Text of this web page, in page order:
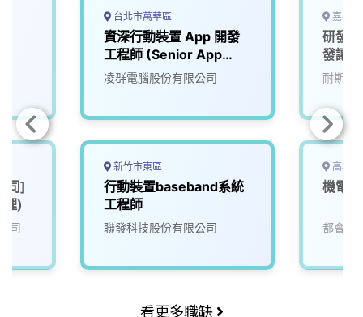
司]
理)
司
台北市萬華區
資深行動裝置 App 開發
工程師 (Senior App
Engineer -
凌群電腦股份有限公司
新竹市東區
行動裝置baseband系統
工程師
聯發科技股份有限公司
嘉義
研發
發讓
來)2
耐斯企
高雄
機電
都會生
看更多職缺